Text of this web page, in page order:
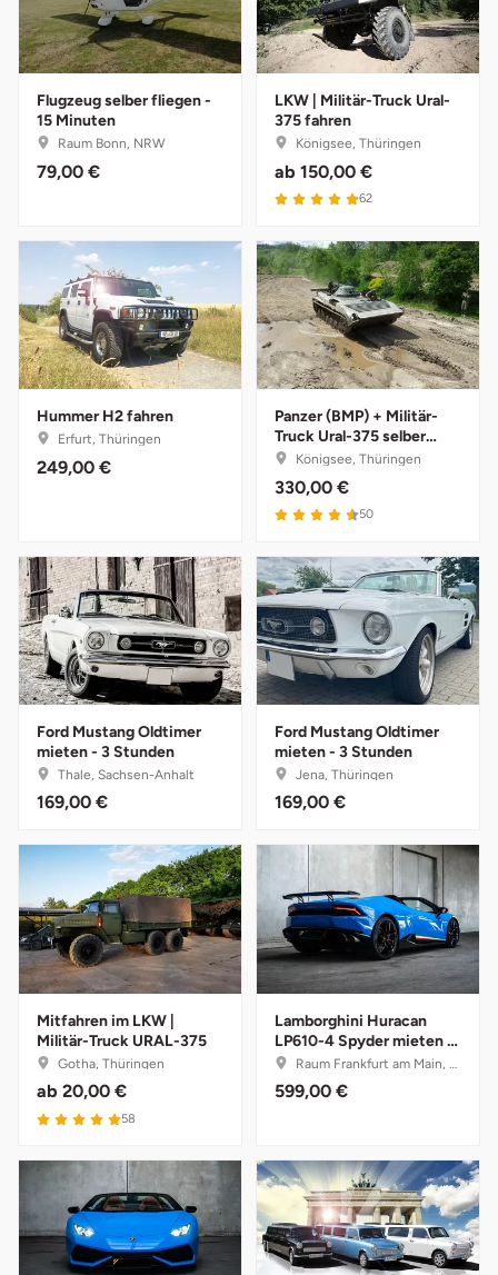
Flugzeug selber fliegen -
15 Minuten
Raum Bonn, NRW
79,00 €
LKW | Militär-Truck Ural-
375 fahren
Königsee, Thüringen
ab 150,00 €
62
Hummer H2 fahren
Erfurt, Thüringen
249,00 €
Panzer (BMP) + Militär-
Truck Ural-375 selber
fahrenKönigsee, Thüringen
330,00 €
50
Ford Mustang Oldtimer
mieten - 3 Stunden
Thale, Sachsen-Anhalt
169,00 €
Ford Mustang Oldtimer
mieten - 3 Stunden
Jena, Thüringen
169,00 €
Mitfahren im LKW |
Militär-Truck URAL-375
Gotha, Thüringen
ab 20,00 €
58
Lamborghini Huracan
LP610-4 Spyder mieten -
8 Stunden (Mo.-Do.)
Raum Frankfurt am Main, Hessen
599,00 €
Saarbrücken
Salzgitter
Schongau
Schweinfurt
Schwerin
Segeberg
Seligenstadt
Steinburg
Stendal
Stettiner Haff
Stormarn
Sulz am Neckar
Tannheimer Tal
Tegernsee
Teltow-Fläming
Trier
Uckermark
Uelzen